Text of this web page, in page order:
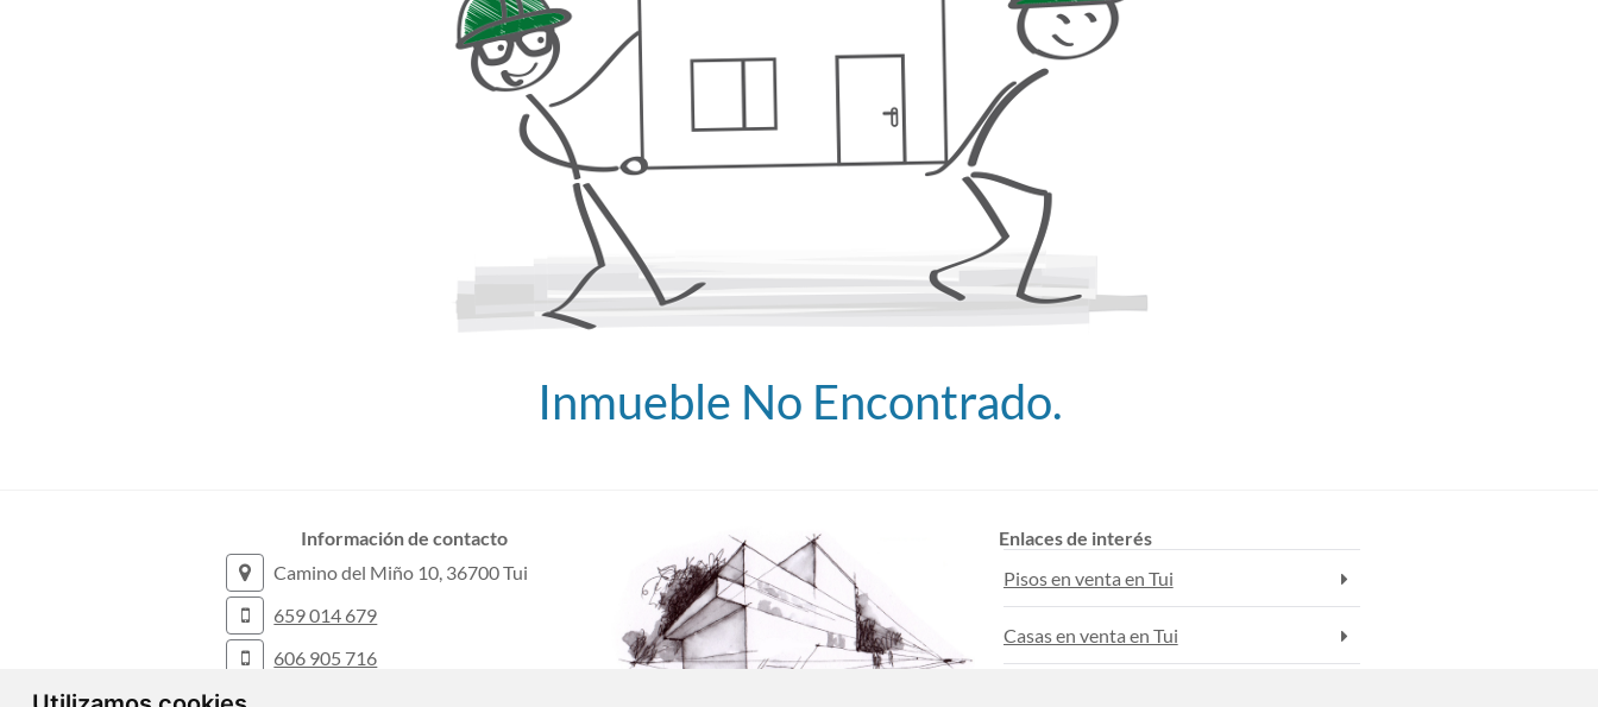
Inmueble No Encontrado.
Información de contacto
Camino del Miño 10, 36700 Tui
659 014 679
606 905 716
Enlaces de interés
Pisos en venta en Tui
Casas en venta en Tui